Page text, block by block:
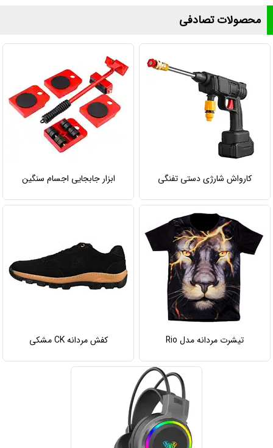
محصولات تصادفی
کارواش شارژی دستی تفنگی ابزار جابجایی اجسام سنگین
تیشرت مردانه مدل Rio کفش مردانه CK مشکی